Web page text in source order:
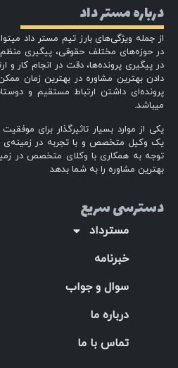
درباره مستر داد
از جمله ویژگی‌های بارز تیم مستر داد
در حوزه‌های مختلف حقوقی، پیگیری
در پیگیری پرونده‌ها، دقت در انجام کار و
دادن بهترین مشاوره در بهترین زمان
پرونده‌ای داشتن ارتباط مستقیم و
میباشد.
یکی از موارد بسیار تاثیرگذار برای
یک وکیل متخصص و با تجربه در زمینه‌ی
توجه به همکاری با وکلای متخصص در
بهترین مشاوره را به شما بدهد
دسترسی سریع
مسترداد
خبرنامه
سوال و جواب
درباره ما
تماس با ما